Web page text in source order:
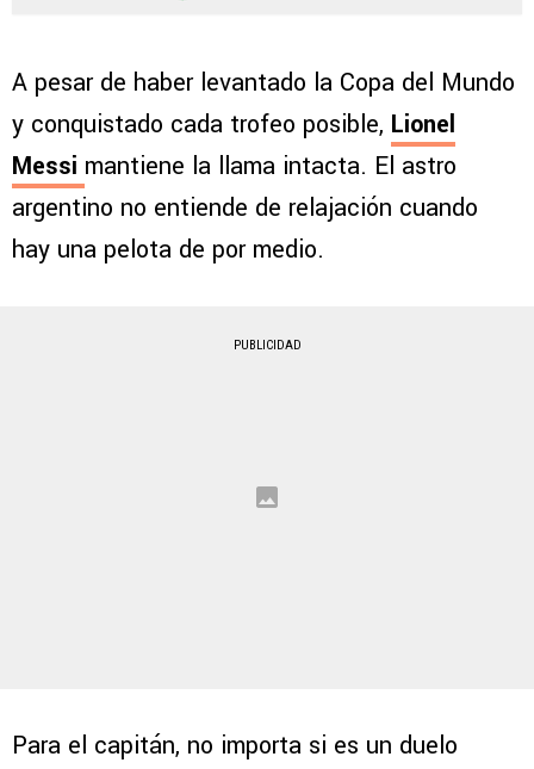
A pesar de haber levantado la Copa del Mundo
y conquistado cada trofeo posible, Lionel
Messi mantiene la llama intacta. El astro
argentino no entiende de relajación cuando
hay una pelota de por medio.
PUBLICIDAD
Para el capitán, no importa si es un duelo